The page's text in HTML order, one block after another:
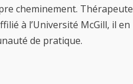
cheminement. Thérapeute
à l’Université McGill, il en
de pratique.